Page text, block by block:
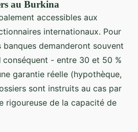
au Burkina
accessibles aux
internationaux. Pour
banques demanderont souvent
conséquent - entre 30 et 50 %
garantie réelle (hypothèque,
sont instruits au cas par
rigoureuse de la capacité de